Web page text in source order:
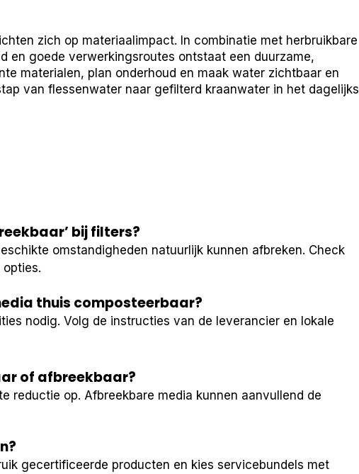
zich op materiaalimpact. In combinatie met herbruikbare
en goede verwerkingsroutes ontstaat een duurzame,
materialen, plan onderhoud en maak water zichtbaar en
van flessenwater naar gefilterd kraanwater in het dagelijks
bij filters?
omstandigheden natuurlijk kunnen afbreken. Check
thuis composteerbaar?
nodig. Volg de instructies van de leverancier en lokale
of afbreekbaar?
reductie op. Afbreekbare media kunnen aanvullend de
gecertificeerde producten en kies servicebundels met